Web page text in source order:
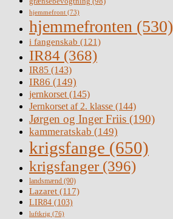
hjemmefront (73)
hjemmefronten (530)
i fangenskab (121)
IR84 (368)
IR85 (143)
IR86 (149)
jernkorset(145)
Jernkorset af 2. klasse (144)
Jørgen og Inger Friis (190)
kammeratskab (149)
krigsfange (650)
krigsfanger (396)
landsmænd (90)
Lazaret (117)
LIR84 (103)
luftkrig (76)